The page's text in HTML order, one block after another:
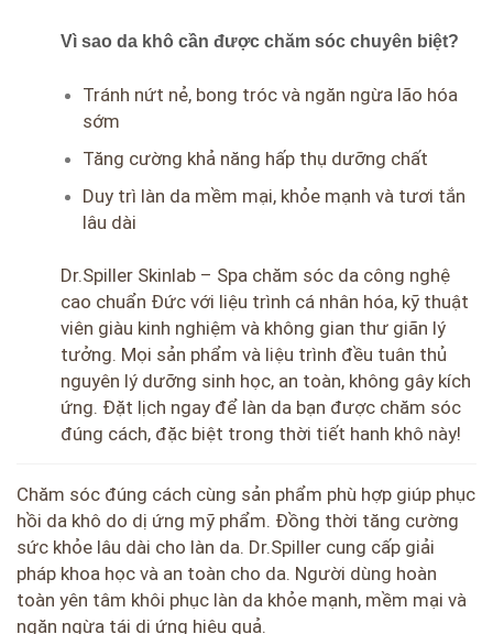
Vì sao da khô cần được chăm sóc chuyên biệt?
Tránh nứt nẻ, bong tróc và ngăn ngừa lão hóa
sớm
Tăng cường khả năng hấp thụ dưỡng chất
Duy trì làn da mềm mại, khỏe mạnh và tươi tắn
lâu dài
Dr.Spiller Skinlab – Spa chăm sóc da công nghệ
cao chuẩn Đức với liệu trình cá nhân hóa, kỹ thuật
viên giàu kinh nghiệm và không gian thư giãn lý
tưởng. Mọi sản phẩm và liệu trình đều tuân thủ
nguyên lý dưỡng sinh học, an toàn, không gây kích
ứng. Đặt lịch ngay để làn da bạn được chăm sóc
đúng cách, đặc biệt trong thời tiết hanh khô này!
Chăm sóc đúng cách cùng sản phẩm phù hợp giúp phục
hồi da khô do dị ứng mỹ phẩm. Đồng thời tăng cường
sức khỏe lâu dài cho làn da. Dr.Spiller cung cấp giải
pháp khoa học và an toàn cho da. Người dùng hoàn
toàn yên tâm khôi phục làn da khỏe mạnh, mềm mại và
ngăn ngừa tái dị ứng hiệu quả.